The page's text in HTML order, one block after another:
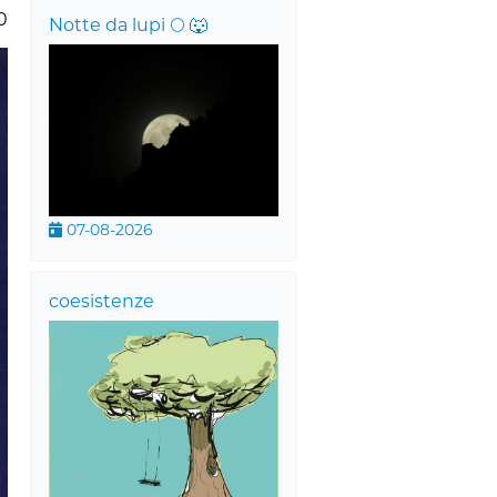
Notte da lupi 🌕 🐺
07-08-2026
coesistenze